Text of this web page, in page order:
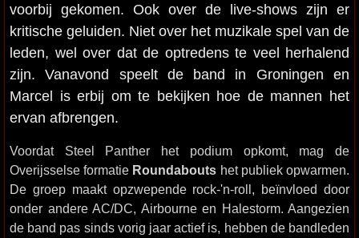
voorbij gekomen. Ook over de live-shows zijn er
kritische geluiden. Niet over het muzikale spel van de
leden, wel over dat de optredens te veel herhalend
zijn. Vanavond speelt de band in Groningen en
Marcel is erbij om te bekijken hoe de mannen het
ervan afbrengen.
Voordat Steel Panther het podium opkomt, mag de
Overijsselse formatie Roundabouts het publiek opwarmen.
De groep maakt opzwepende rock-'n-roll, beïnvloed door
onder andere AC/DC, Airbourne en Halestorm. Aangezien
de band pas sinds vorig jaar actief is, hebben de bandleden